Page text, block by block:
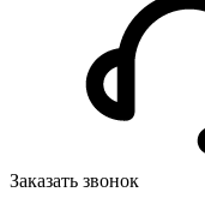
Заказать звонок